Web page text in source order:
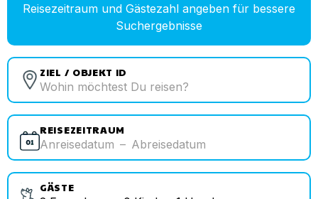
Reisezeitraum und Gästezahl angeben für bessere
Suchergebnisse
ZIEL / OBJEKT ID
REISEZEITRAUM
Anreisedatum – Abreisedatum
GÄSTE